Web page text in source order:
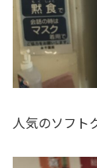
人気のソフト